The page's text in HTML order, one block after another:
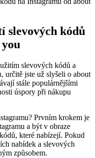
slevových kódů
slevových kódů a
určitě jste už slyšeli o about
stále populárnějšími
úspory při nákupu
Prvním krokem je
a být v obraze
které nabízejí. Pokud
nabídek a slevových
způsobem.